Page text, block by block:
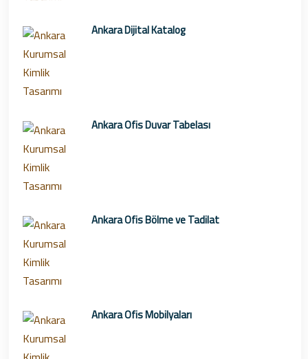
Ankara Dijital Katalog
Ankara Ofis Duvar Tabelası
Ankara Ofis Bölme ve Tadilat
Ankara Ofis Mobilyaları